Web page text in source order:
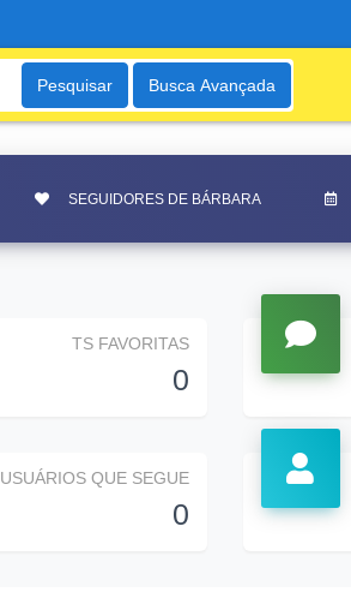
Pesquisar Busca Avançada
SEGUIDORES DE BÁRBARA
TS FAVORITAS
0
USUÁRIOS QUE SEGUE
0